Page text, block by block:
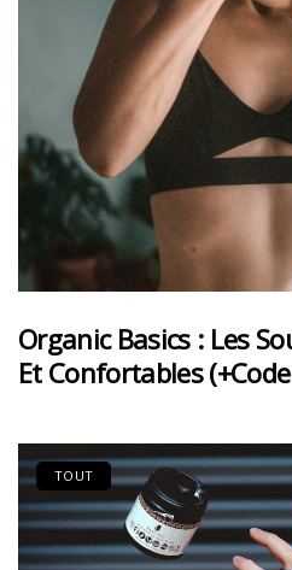
Organic Basics : Les
Et Confortables
TOUT